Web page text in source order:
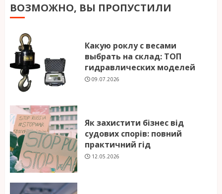
ВОЗМОЖНО, ВЫ ПРОПУСТИЛИ
Какую роклу с весами
выбрать на склад: ТОП
гидравлических моделей
09.07.2026
Як захистити бізнес від
судових спорів: повний
практичний гід
12.05.2026